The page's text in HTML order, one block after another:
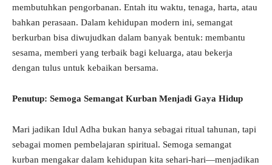
membutuhkan pengorbanan. Entah itu waktu, tenaga, harta, atau
bahkan perasaan. Dalam kehidupan modern ini, semangat
berkurban bisa diwujudkan dalam banyak bentuk: membantu
sesama, memberi yang terbaik bagi keluarga, atau bekerja
dengan tulus untuk kebaikan bersama.
Penutup: Semoga Semangat Kurban Menjadi Gaya Hidup
Mari jadikan Idul Adha bukan hanya sebagai ritual tahunan, tapi
sebagai momen pembelajaran spiritual. Semoga semangat
kurban mengakar dalam kehidupan kita sehari-hari—menjadikan